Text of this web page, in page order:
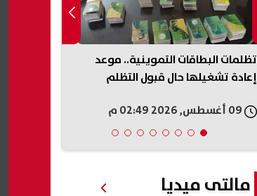
تظلمات البطاقات التموينية.. موعد
إعادة تشغيلها حال قبول التظلم
مالتى ميديا